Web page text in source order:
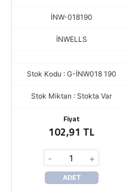
İNW-018190
İNWELLS
Stok Kodu : G-İNW018 190
Stok Miktarı : Stokta Var
Fiyat
102,91 TL
- +
ADET